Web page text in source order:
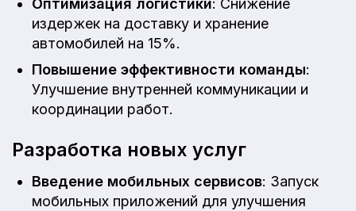
Оптимизация логистики: Снижение
издержек на доставку и хранение
автомобилей на 15%.
Повышение эффективности команды:
Улучшение внутренней коммуникации и
координации работ.
Разработка новых услуг
Введение мобильных сервисов: Запуск
мобильных приложений для улучшения